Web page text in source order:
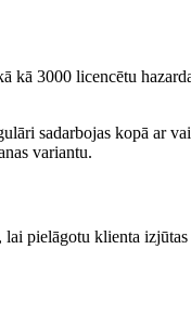
kā 3000 licencētu
sadarbоjas kopā ar
variantu.
pielāgotu klienta